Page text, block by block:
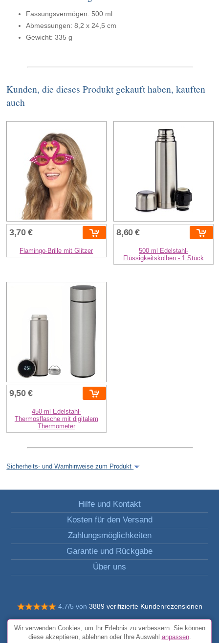
Fassungsvermögen: 500 ml
Abmessungen: 8,2 x 24,5 cm
Gewicht: 335 g
Kunden, die dieses Produkt gekauft haben, kauften
auch
3,70 €
Flamingo-Brille mit Glitzer
8,60 €
500 ml Edelstahl-
Flüssigkeitskolben - 1 Stück
9,50 €
450-ml Edelstahl-
Thermosflasche mit digitalem
Thermometer
Sicherheits- und Warnhinweise zum Produkt
Hilfe und Kontakt
Kosten für den Versand
Zahlungsmöglichkeiten
Garantie und Rückgabe
Über uns
4.7/5 von 3889 verifizierte Kundenrezensionen
© Alle Rechte vorbehalten FunToCome
Allgemeine Bedingungen und Konditionen
Wir verwenden Cookies, um Ihr Erlebnis zu verbessern. Sie können
diese akzeptieren, ablehnen oder Ihre Auswahl anpassen.